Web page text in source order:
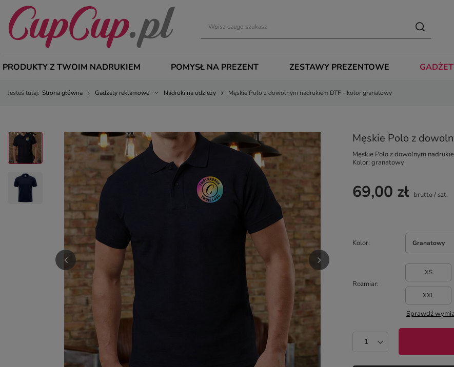
PRODUKTY Z TWOIM NADRUKIEM POMYSŁ NA PREZENT ZESTAWY PREZENTOWE
Jesteś tutaj: Strona główna Gadżety reklamowe Nadruki na odzieży Męskie Polo z dowolnym nadrukiem DTF - kolor granatowy
Męskie Polo z
Męskie Polo z dowolnym
Kolor: granatowy
Kolor Granatowy
Rozmiar
XS
XXL
Sprawdź
69,00 zł brutto/ szt.